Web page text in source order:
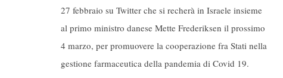
27 febbraio su Twitter che si recherà in Israele insieme
al primo ministro danese Mette Frederiksen il prossimo
4 marzo, per promuovere la cooperazione fra Stati nella
gestione farmaceutica della pandemia di Covid 19.